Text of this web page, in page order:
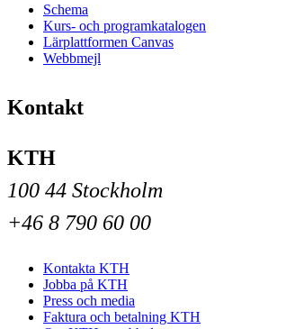
Schema
Kurs- och programkatalogen
Lärplattformen Canvas
Webbmejl
Kontakt
KTH
100 44 Stockholm
+46 8 790 60 00
Kontakta KTH
Jobba på KTH
Press och media
Faktura och betalning KTH